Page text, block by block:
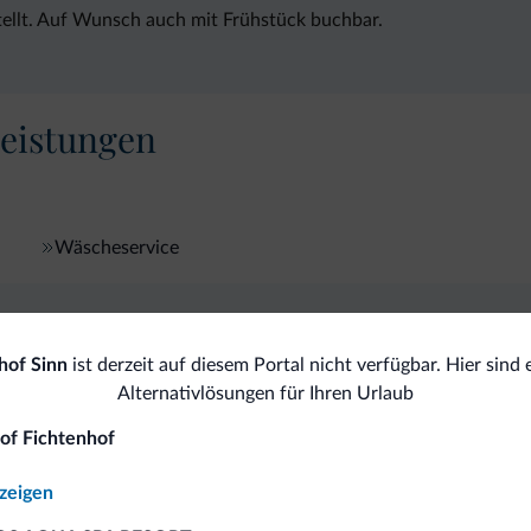
Auf Wunsch auch mit Frühstück buchbar.
Wäscheservice
Sinn ist derzeit auf diesem Portal nicht verfügbar. Hier sind
Alternativlösungen für Ihren Urlaub
FichtenhofVorteilhafte Preise